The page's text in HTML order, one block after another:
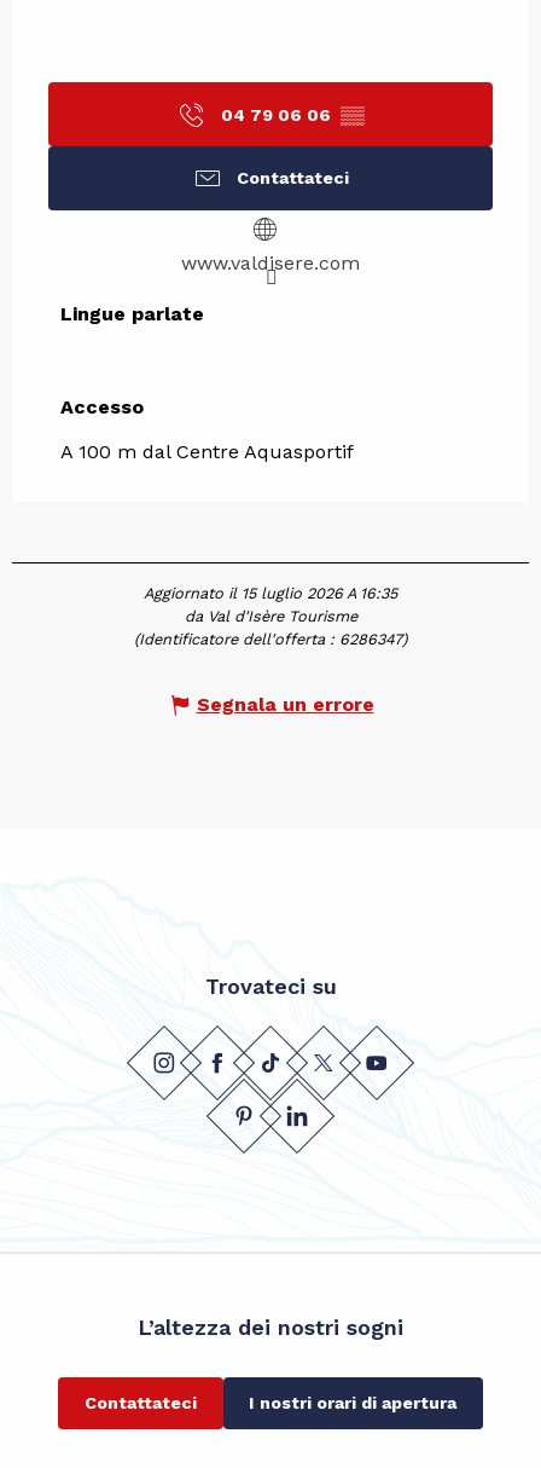
04 79 06 06 ▒▒
Contattateci
www.valdisere.com
Lingue parlate
Lingue parlate
Accesso
Accesso
A 100 m dal Centre Aquasportif
Aggiornato il 15 luglio 2026 A 16:35
da Val d'Isère Tourisme
(Identificatore dell'offerta : 6286347)
Segnala un errore
Trovateci su
L’altezza dei nostri sogni
Contattateci I nostri orari di apertura